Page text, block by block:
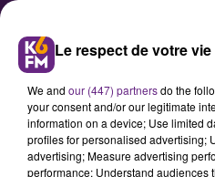
Le respect de votre
We and our (447) partnersdo the
your consent and/or our legitimate
information on a device; Use limited
profiles for personalised advertising;
advertising; Measure advertising
performance; Understand audiences